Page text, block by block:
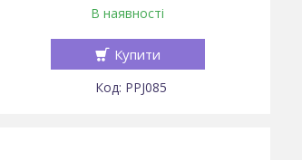
В наявності
Купити
PPJ085